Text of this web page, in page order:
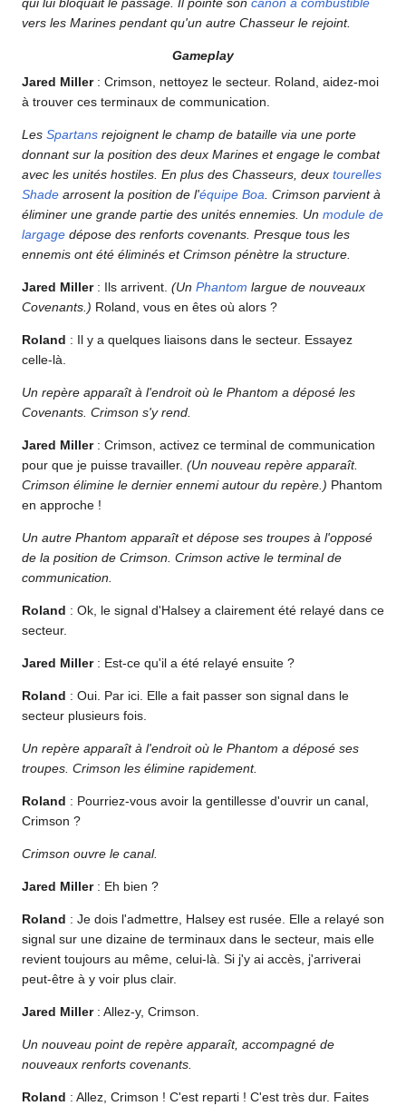
qui lui bloquait le passage. Il pointe son canon à combustible
vers les Marines pendant qu'un autre Chasseur le rejoint.
Gameplay
Jared Miller: Crimson, nettoyez le secteur. Roland, aidez-moi
à trouver ces terminaux de communication.
Les Spartans rejoignent le champ de bataille via une porte
donnant sur la position des deux Marines et engage le combat
avec les unités hostiles. En plus des Chasseurs, deux tourelles
Shade arrosent la position de l'équipe Boa. Crimson parvient à
éliminer une grande partie des unités ennemies. Un module de
largage dépose des renforts covenants. Presque tous les
ennemis ont été éliminés et Crimson pénètre la structure.
Jared Miller: Ils arrivent. (Un Phantom largue de nouveaux
Covenants.) Roland, vous en êtes où alors ?
Roland : Il y a quelques liaisons dans le secteur. Essayez
celle-là.
Un repère apparaît à l'endroit où le Phantom a déposé les
Covenants. Crimson s'y rend.
Jared Miller: Crimson, activez ce terminal de communication
pour que je puisse travailler. (Un nouveau repère apparaît.
Crimson élimine le dernier ennemi autour du repère.) Phantom
en approche !
Un autre Phantom apparaît et dépose ses troupes à l'opposé
de la position de Crimson. Crimson active le terminal de
communication.
Roland : Ok, le signal d'Halsey a clairement été relayé dans ce
secteur.
Jared Miller: Est-ce qu'il a été relayé ensuite ?
Roland : Oui. Par ici. Elle a fait passer son signal dans le
secteur plusieurs fois.
Un repère apparaît à l'endroit où le Phantom a déposé ses
troupes. Crimson les élimine rapidement.
Roland : Pourriez-vous avoir la gentillesse d'ouvrir un canal,
Crimson ?
Crimson ouvre le canal.
Jared Miller: Eh bien ?
Roland : Je dois l'admettre, Halsey est rusée. Elle a relayé son
signal sur une dizaine de terminaux dans le secteur, mais elle
revient toujours au même, celui-là. Si j'y ai accès, j'arriverai
peut-être à y voir plus clair.
Jared Miller: Allez-y, Crimson.
Un nouveau point de repère apparaît, accompagné de
nouveaux renforts covenants.
Roland : Allez, Crimson ! C'est reparti ! C'est très dur. Faites